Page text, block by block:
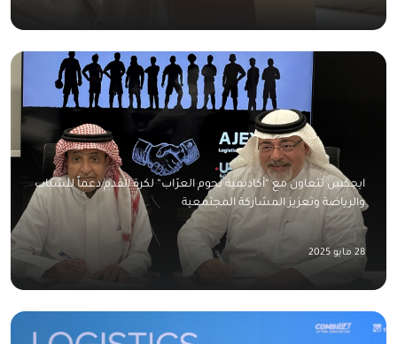
ايجكس تتعاون مع “أكاديمية نجوم العرّاب“ لكرة القدم دعماً للشباب
والرياضة وتعزيز المشاركة المجتمعية
28 مايو 2025